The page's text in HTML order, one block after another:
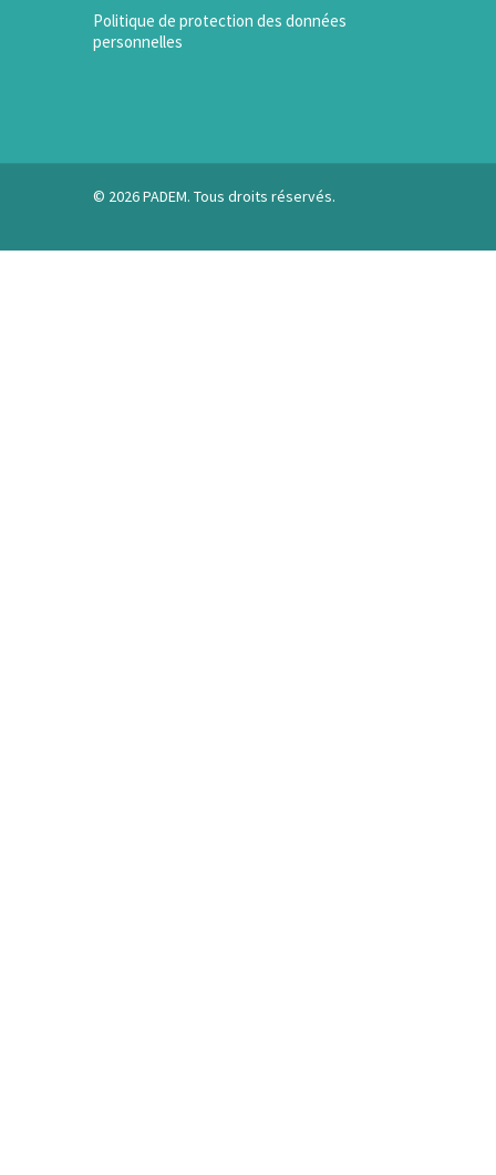
Politique de protection des données
personnelles
© 2026 PADEM. Tous droits réservés.